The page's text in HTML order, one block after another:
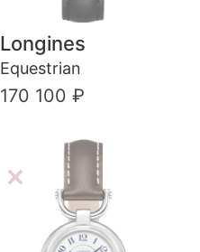
Longines
Equestrian
170 100 ₽